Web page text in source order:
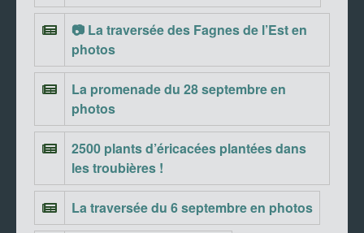
📷 La traversée des Fagnes de l’Est en
photos
La promenade du 28 septembre en
photos
2500 plants d’éricacées plantées dans
les troubières !
La traversée du 6 septembre en photos